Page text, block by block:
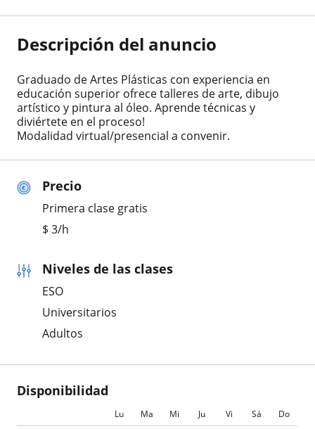
Precio
Primera clase gratis
$ 3/h
Niveles de las clases
ESO
Universitarios
Adultos
Disponibilidad
Lu Ma Mi Ju Vi Sá Do
Descripción del anuncio
Graduado de Artes Plásticas con experiencia en
educación superior ofrece talleres de arte, dibujo
artístico y pintura al óleo. Aprende técnicas y
diviértete en el proceso!
Modalidad virtual/presencial a convenir.